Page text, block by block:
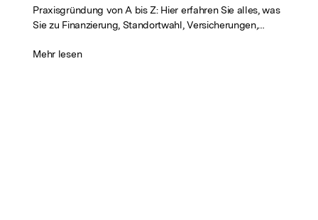
Praxisgründung von A bis Z: Hier erfahren Sie alles, was
Sie zu Finanzierung, Standortwahl, Versicherungen,
Mehr lesen